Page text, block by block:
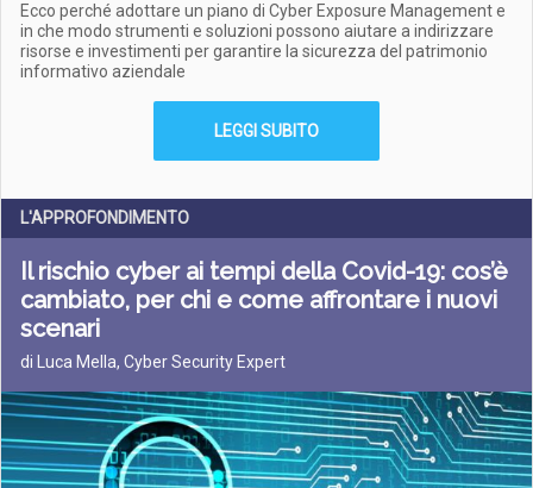
Ecco perché adottare un piano di Cyber Exposure Management e
in che modo strumenti e soluzioni possono aiutare a indirizzare
risorse e investimenti per garantire la sicurezza del patrimonio
informativo aziendale
LEGGI SUBITO
L'APPROFONDIMENTO
Il rischio cyber ai tempi della Covid-19: cos’è
cambiato, per chi e come affrontare i nuovi
scenari
di Luca Mella, Cyber Security Expert